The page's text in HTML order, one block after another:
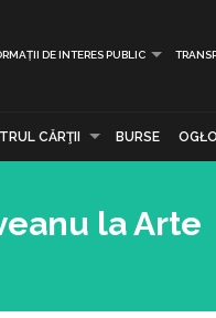
DE INTERES PUBLIC
CĂRŢII BURSE
la Arte